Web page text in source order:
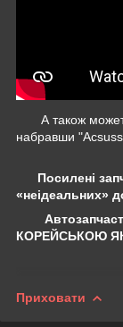
А також можете
набравши "Acsuss
Посилені
«неідеальних»
КОРЕЙСЬКОЮ
Приховати